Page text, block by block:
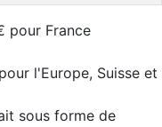
pour France
l'Europe, Suisse et
sous forme de